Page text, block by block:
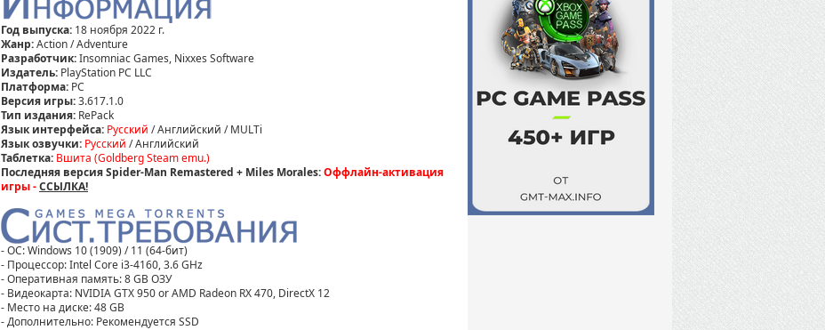
Год выпуска: 18 ноября 2022 г.
Жанр:Action / Adventure
Разработчик:Insomniac Games, Nixxes Software
Издатель: PlayStation PC LLC
Платформа: PC
Версия игры:3.617.1.0
Тип издания: RePack
Язык интерфейса: Русский / Английский / MULTi
Язык озвучки: Русский / Английский
Таблетка: Вшита (Goldberg Steam emu.)
Последняя версия Spider-Man Remastered + Miles Morales:Оффлайн-активация
игры -ССЫЛКА!
- ОС: Windows 10 (1909) / 11 (64-бит)
- Процессор: Intel Core i3-4160, 3.6 GHz
- Оперативная память: 8 GB ОЗУ
- Видеокарта: NVIDIA GTX 950 or AMD Radeon RX 470, DirectX 12
- Место на диске: 48 GB
- Дополнительно: Рекомендуется SSD